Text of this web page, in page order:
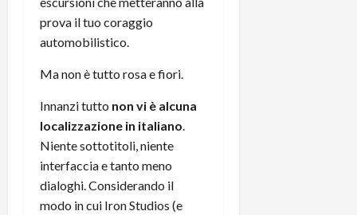
prova il tuo coraggio
automobilistico.
Ma non è tutto rosa e fiori.
Innanzi tutto non vi è alcuna
localizzazione in italiano.
Niente sottotitoli, niente
interfaccia e tanto meno
dialoghi. Considerando il
modo in cui Iron Studios (e